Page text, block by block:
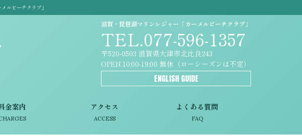
ルビーチクラブ」
金案内 アクセス
ACCESS
よくある質問
FAQ
滋賀・琵琶湖マリンレジャー「カーメルビーチクラブ」
TEL.077-596-1357
〒520-0503 滋賀県大津市北比良243
OPEN.10:00-19:00 無休（ローシーズンは不定）
ENGLISH GUIDE